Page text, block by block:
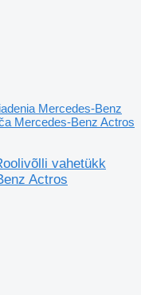
Mercedes-Benz
Mercedes-Benz Actros
vahetükk
Actros